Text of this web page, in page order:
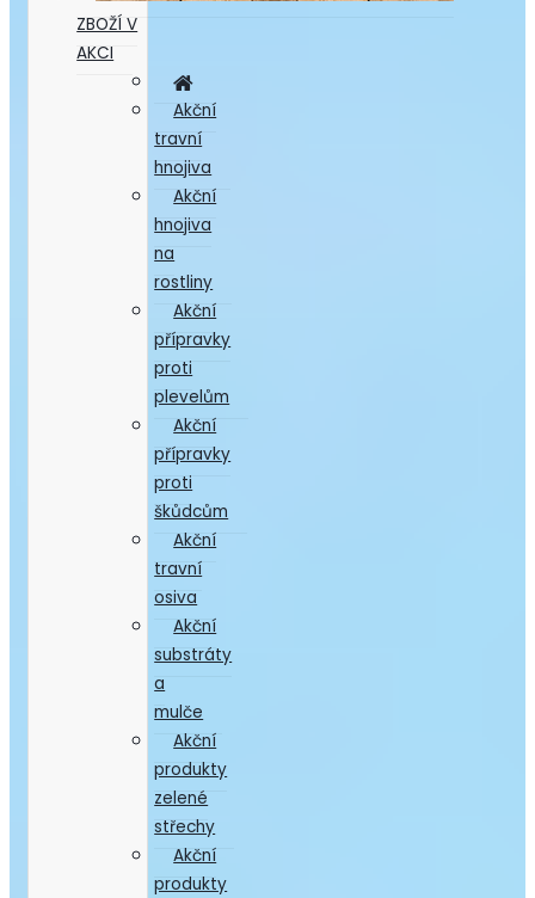
ZBOŽÍ V
AKCI
Akční
travní
hnojiva
Akční
hnojiva
na
rostliny
Akční
přípravky
proti
plevelům
Akční
přípravky
proti
škůdcům
Akční
travní
osiva
Akční
substráty
a
mulče
Akční
produkty
zelené
střechy
Akční
produkty